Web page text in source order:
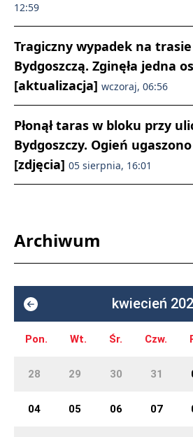
12:59
Tragiczny wypadek na trasie
Bydgoszczą. Zginęła jedna
[aktualizacja] wczoraj, 06:56
Płonął taras w bloku przy
Bydgoszczy. Ogień
[zdjęcia] 05 sierpnia, 16:01
Archiwum
kwiecień
Pon. Wt. Śr. Czw.
28 29 30 31
04 05 06 07